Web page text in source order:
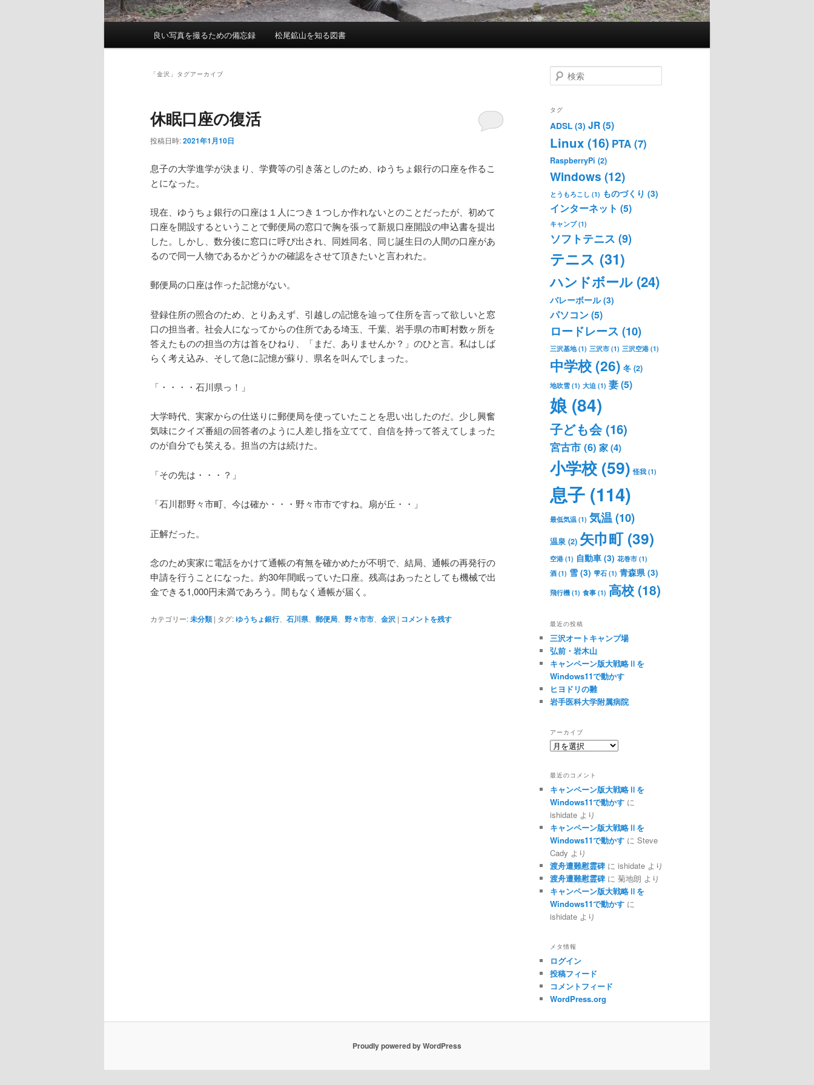
良い写真を撮るための備忘録 松尾鉱山を知る図書
「金沢 」タグアーカイブ
休眠口座の復活
投稿日時:2021年1月10日
息子の大学進学が決まり、学費等の引き落としのため、ゆうちょ銀行の口座を作るこ
とになった。
現在、ゆうちょ銀行の口座は１人につき１つしか作れないとのことだったが、初めて
口座を開設するということで郵便局の窓口で胸を張って新規口座開設の申込書を提出
した。しかし、数分後に窓口に呼び出され、同姓同名、同じ誕生日の人間の口座があ
るので同一人物であるかどうかの確認をさせて頂きたいと言われた。
郵便局の口座は作った記憶がない。
登録住所の照合のため、とりあえず、引越しの記憶を辿って住所を言って欲しいと窓
口の担当者。社会人になってからの住所である埼玉、千葉、岩手県の市町村数ヶ所を
答えたものの担当の方は首をひねり、「まだ、ありませんか？」のひと言。私はしば
らく考え込み、そして急に記憶が蘇り、県名を叫んでしまった。
「・・・・石川県っ！」
大学時代、実家からの仕送りに郵便局を使っていたことを思い出したのだ。少し興奮
気味にクイズ番組の回答者のように人差し指を立てて、自信を持って答えてしまった
のが自分でも笑える。担当の方は続けた。
「その先は・・・？」
「石川郡野々市町、今は確か・・・野々市市ですね。扇が丘・・」
正解だった。
念のため実家に電話をかけて通帳の有無を確かめたが不明で、結局、通帳の再発行の
申請を行うことになった。約30年間眠っていた口座。残高はあったとしても機械で出
金できる1,000円未満であろう。間もなく通帳が届く。
カテゴリー:未分類 | タグ:ゆうちょ銀行、 石川県 郵便局 野々市市 金沢 | コメントを残す
検
索
タグ
ADSL (3) JR(5)
Linux (16) PTA (7)
RaspberryPi (2)
Windows (12)
とうもろこし (1) ものづくり (3)
インターネット (5)
キャンプ(1)
ソフトテニス (9)
テニス (31)
ハンドボール (24)
バレーボール(3)
パソコン(5)
ロードレース (10)
三沢基地(1) 三沢市 (1) 三沢空港 (1)
中学校 (26) 冬 (2)
地吹雪 (1) 大迫 (1) 妻(5)
娘 (84)
子ども会(16)
宮古市 (6) 家(4)
小学校 (59) 怪我 (1)
息子 (114)
最低気温 (1) 気温(10)
温泉 (2) 矢巾町(39)
空港 (1) 自動車 (3) 花巻市 (1)
酒 (1) 雪 (3) 雫石 (1) 青森県 (3)
飛行機 (1) 食事 (1) 高校 (18)
最近の投稿
三沢オートキャンプ場
弘前・岩木山
キャンペーン版大戦略Ⅱを
Windows11で動かす
ヒヨドリの雛
岩手医科大学附属病院
アーカイブ
ア
イ
ブ
最近のコメント
キャンペーン版大戦略Ⅱを
Windows11で動かす に
ishidate より
キャンペーン版大戦略Ⅱを
Windows11で動かす に Steve
Cady より
渡舟遭難慰霊碑 に ishidate より
渡舟遭難慰霊碑 に 菊地朗 より
キャンペーン版大戦略Ⅱを
Windows11で動かす に
ishidate より
メタ情報
ログイン
投稿フィード
コメントフィード
WordPress.org
Proudly powered by WordPress